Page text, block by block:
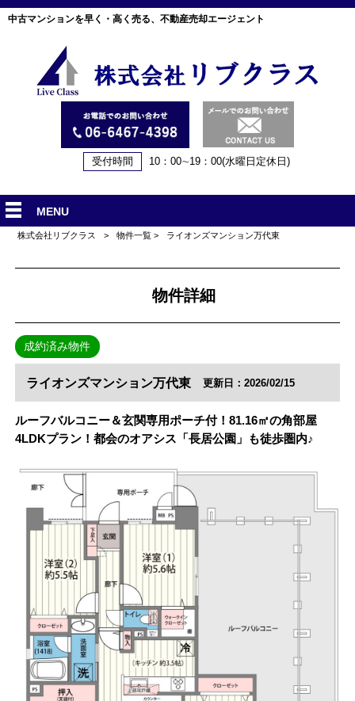
中古マンションを早く・高く売る、不動産売却エージェント
受付時間 10：00∼19：00(水曜日定休日)
MENU
株式会社リブクラス > 物件一覧 > ライオンズマンション万代東
物件詳細
成約済み物件
ライオンズマンション万代東 更新日：2026/02/15
ルーフバルコニー＆玄関専用ポーチ付！81.16㎡の角部屋
4LDKプラン！都会のオアシス「長居公園」も徒歩圏内♪